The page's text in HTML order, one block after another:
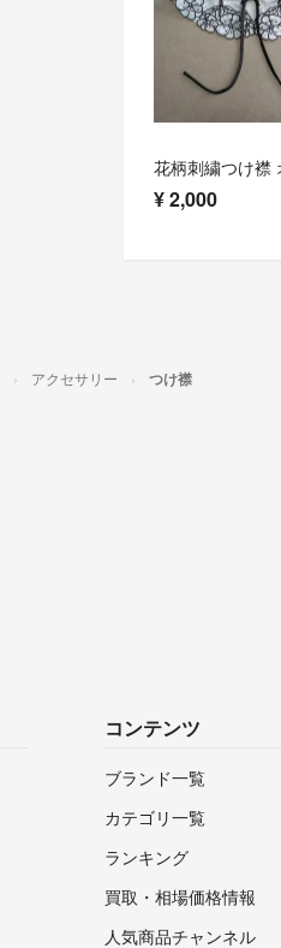
¥2,000
アクセサリー つけ襟
コンテンツ
ブランド一覧
カテゴリ一覧
ランキング
買取・相場価格情報
人気商品チャンネル